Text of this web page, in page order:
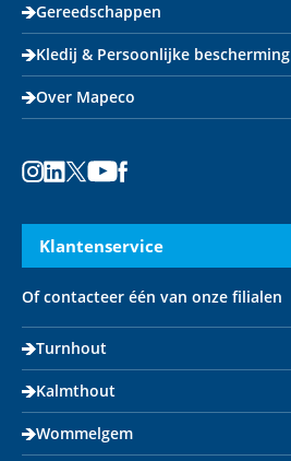
Gereedschappen
Kledij & Persoonlijke bescherming
Over Mapeco
Klantenservice
Of contacteer één van onze filialen
Turnhout
Kalmthout
Wommelgem